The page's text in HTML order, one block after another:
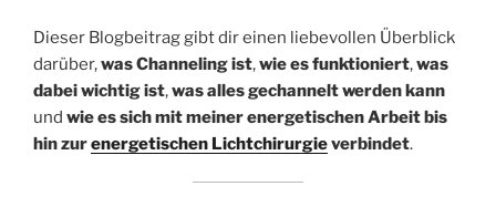
Dieser Blogbeitrag gibt dir einen liebevollen Überblick
darüber,was Channeling ist,wie es funktioniert,was
dabei wichtig ist,was alles gechannelt werden kann
und wie es sich mit meiner energetischen Arbeit bis
hin zurenergetischen Lichtchirurgieverbindet.